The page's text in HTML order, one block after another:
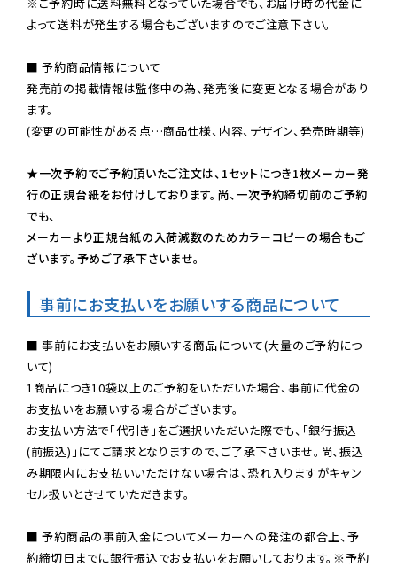
よって送料が発生する場合もございますのでご注意下さい。
■ 予約商品情報について
発売前の掲載情報は監修中の為、発売後に変更となる場合があり
ます。
(変更の可能性がある点…商品仕様、内容、デザイン、発売時期等)
★一次予約でご予約頂いたご注文は、1セットにつき1枚メーカー発
行の正規台紙をお付けしております。尚、一次予約締切前のご予約
でも、
メーカーより正規台紙の入荷減数のためカラーコピーの場合もご
ざいます。予めご了承下さいませ。
事前にお支払いをお願いする商品について
■ 事前にお支払いをお願いする商品について(大量のご予約につ
いて)
1商品につき10袋以上のご予約をいただいた場合、事前に代金の
お支払いをお願いする場合がございます。
お支払い方法で「代引き」をご選択いただいた際でも、「銀行振込
(前振込)」にてご請求となりますので、ご了承下さいませ。尚、振込
み期限内にお支払いいただけない場合は、恐れ入りますがキャン
セル扱いとさせていただきます。
■ 予約商品の事前入金についてメーカーへの発注の都合上、予
約締切日までに銀行振込でお支払いをお願いしております。※予約